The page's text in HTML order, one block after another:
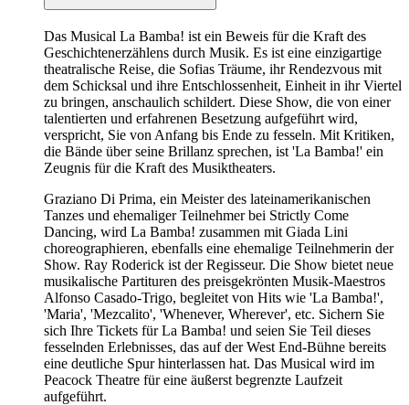
Das Musical La Bamba! ist ein Beweis für die Kraft des
Geschichtenerzählens durch Musik. Es ist eine einzigartige
theatralische Reise, die Sofias Träume, ihr Rendezvous mit
dem Schicksal und ihre Entschlossenheit, Einheit in ihr Viertel
zu bringen, anschaulich schildert. Diese Show, die von einer
talentierten und erfahrenen Besetzung aufgeführt wird,
verspricht, Sie von Anfang bis Ende zu fesseln. Mit Kritiken,
die Bände über seine Brillanz sprechen, ist 'La Bamba!' ein
Zeugnis für die Kraft des Musiktheaters.
Graziano Di Prima, ein Meister des lateinamerikanischen
Tanzes und ehemaliger Teilnehmer bei Strictly Come
Dancing, wird La Bamba! zusammen mit Giada Lini
choreographieren, ebenfalls eine ehemalige Teilnehmerin der
Show. Ray Roderick ist der Regisseur. Die Show bietet neue
musikalische Partituren des preisgekrönten Musik-Maestros
Alfonso Casado-Trigo, begleitet von Hits wie 'La Bamba!',
'Maria', 'Mezcalito', 'Whenever, Wherever', etc. Sichern Sie
sich Ihre Tickets für La Bamba! und seien Sie Teil dieses
fesselnden Erlebnisses, das auf der West End-Bühne bereits
eine deutliche Spur hinterlassen hat. Das Musical wird im
Peacock Theatre für eine äußerst begrenzte Laufzeit
aufgeführt.